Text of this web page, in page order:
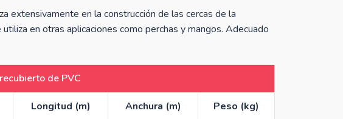
extensivamente en la construcción de las cercas de la
en otras aplicaciones como perchas y mangos. Adecuado
de PVC
Longitud (m) Anchura (m) Peso (kg)